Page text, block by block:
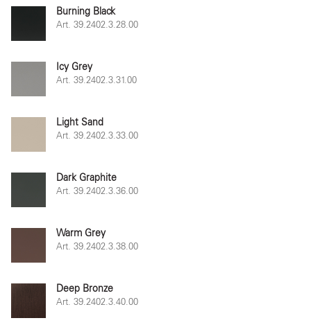
Burning Black
Art. 39.2402.3.28.00
Icy Grey
Art. 39.2402.3.31.00
Light Sand
Art. 39.2402.3.33.00
Dark Graphite
Art. 39.2402.3.36.00
Warm Grey
Art. 39.2402.3.38.00
Deep Bronze
Art. 39.2402.3.40.00